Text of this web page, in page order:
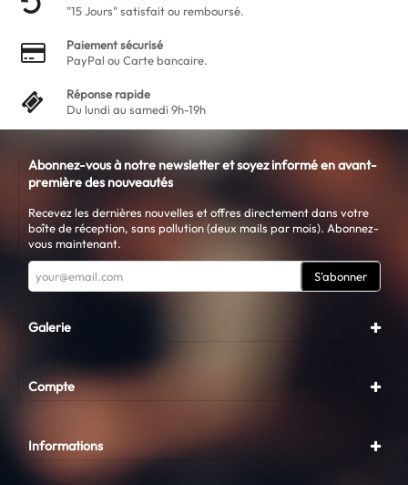
"15 Jours" satisfait ou remboursé.
Paiement sécurisé
PayPal ou Carte bancaire.
Réponse rapide
Du lundi au samedi 9h-19h
Abonnez-vous à notre newsletter et soyez informé en avant-
première des nouveautés
Recevez les dernières nouvelles et offres directement dans votre
boîte de réception, sans pollution (deux mails par mois). Abonnez-
vous maintenant.
S'abonner
Galerie
Compte
Informations